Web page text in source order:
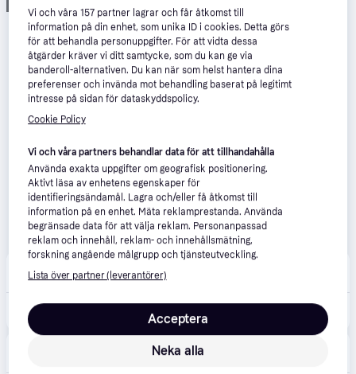
39 kr frakt,Imorgon
Etiketter | 38 x 21,2mm | Avery 3666 | 6.500st 349 kr
Inflexus Kontorsleverantören
3-5 dagar
Vi och våra157 partner lagrar och får åtkomst till
information på din enhet, som unika ID i cookies. Detta görs
för att behandla personuppgifter. För att vidta dessa
åtgärder kräver vi ditt samtycke, som du kan ge via
banderoll-alternativen. Du kan när som helst hantera dina
preferenser och invända mot behandling baserat på legitimt
intresse på sidan för dataskyddspolicy.
Cookie Policy
Vi och våra partners behandlar data för att tillhandahålla
Använda exakta uppgifter om geografisk positionering.
Aktivt läsa av enhetens egenskaper för
identifieringsändamål. Lagra och/eller få åtkomst till
information på en enhet. Mäta reklamprestanda. Använda
begränsade data för att välja reklam. Personanpassad
reklam och innehåll, reklam- och innehållsmätning,
forskning angående målgrupp och tjänsteutveckling.
Lista över partner (leverantörer)
Neka alla
Acceptera